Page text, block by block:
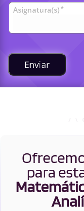
Clases
universitarias
Asignatura(s) *
Enviar
para